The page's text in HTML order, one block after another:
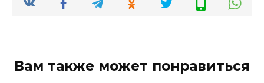
Вам также может понравиться